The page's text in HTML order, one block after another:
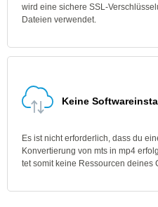
wird eine sichere SSL-
Dateien verwendet.
Keine
Es ist nicht erforderlich, dass du
Konvertierung von mts in mp4
tet somit keine Ressourcen deines